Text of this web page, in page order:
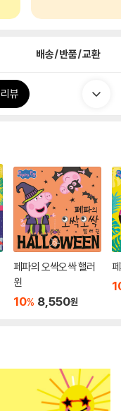
배송/반품/교환
뷰
페파의 오싹오싹 핼러
윈
10% 8,550원